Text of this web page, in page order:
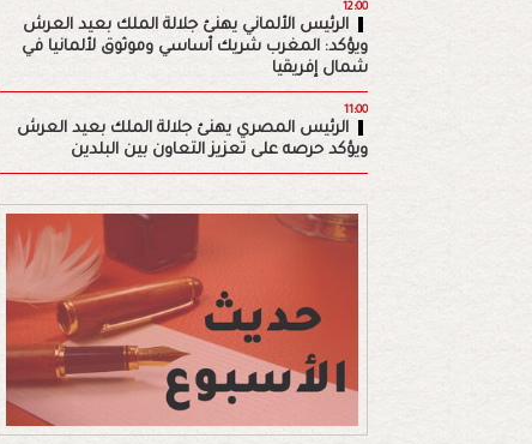
12:00
الرئيس الألماني يهنئ جلالة الملك بعيد العرش
ويؤكد: المغرب شريك أساسي وموثوق لألمانيا في
شمال إفريقيا
11:00
الرئيس المصري يهنئ جلالة الملك بعيد العرش
ويؤكد حرصه على تعزيز التعاون بين البلدين